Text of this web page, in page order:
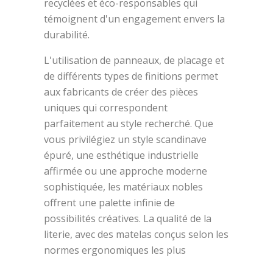
recyclées et éco-responsables qui
témoignent d'un engagement envers la
durabilité.
L'utilisation de panneaux, de placage et
de différents types de finitions permet
aux fabricants de créer des pièces
uniques qui correspondent
parfaitement au style recherché. Que
vous privilégiez un style scandinave
épuré, une esthétique industrielle
affirmée ou une approche moderne
sophistiquée, les matériaux nobles
offrent une palette infinie de
possibilités créatives. La qualité de la
literie, avec des matelas conçus selon les
normes ergonomiques les plus